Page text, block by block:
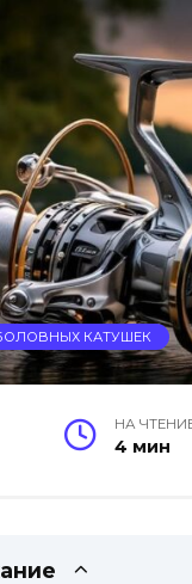
КАТУШЕК
НА
4 мин